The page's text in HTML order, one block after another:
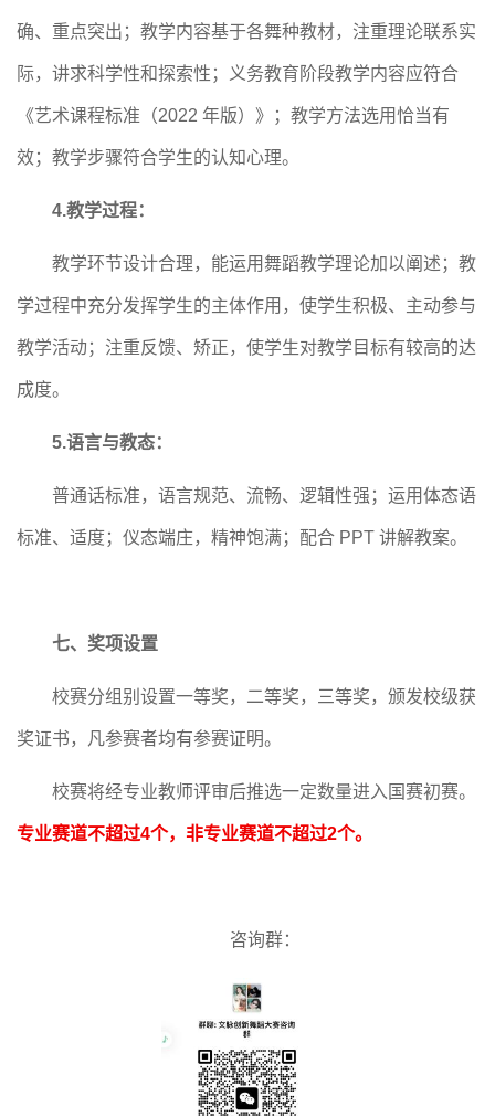
确、重点突出；教学内容基于各舞种教材，注重理论联系实
际，讲求科学性和探索性；义务教育阶段教学内容应符合
《艺术课程标准（2022 年版）》；教学方法选用恰当有
效；教学步骤符合学生的认知心理。
4.教学过程：
教学环节设计合理，能运用舞蹈教学理论加以阐述；教
学过程中充分发挥学生的主体作用，使学生积极、主动参与
教学活动；注重反馈、矫正，使学生对教学目标有较高的达
成度。
5.语言与教态：
普通话标准，语言规范、流畅、逻辑性强；运用体态语
标准、适度；仪态端庄，精神饱满；配合 PPT 讲解教案。
七、奖项设置
校赛分组别设置一等奖，二等奖，三等奖，颁发校级获
奖证书，凡参赛者均有参赛证明。
校赛将经专业教师评审后推选一定数量进入国赛初赛。
专业赛道不超过4个，非专业赛道不超过2个。
咨询群：